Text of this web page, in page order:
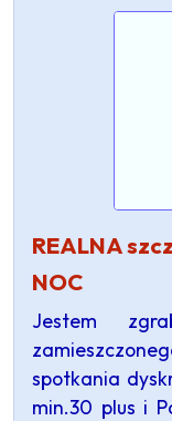
REALNA
NOC
Jestem
spotkania
min.30 plus i